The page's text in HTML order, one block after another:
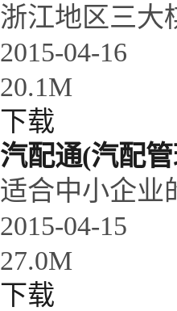
浙江地区三大
2015-04-16
20.1M
下载
汽配通(汽配
适合中小企业
2015-04-15
27.0M
下载